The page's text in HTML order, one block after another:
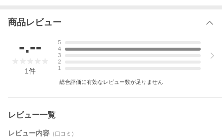
商品レビュー
-.--
1件
5
4
3
2
1
総合評価に有効なレビュー数が足りません
レビュー一覧
レビュー内容 （口コミ）